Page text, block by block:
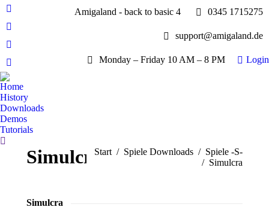
Facebook
page
opens
new
window
YouTube
page
opens
in
new
window
Whatsapp
page
opens
in
new
window
E-
Mail
page
opens
in
new
window
Amigaland - back to basic 4 0345 1715275
support@amigaland.de
Monday – Friday 10 AM – 8 PM Login
Home
History
Downloads
Demos
Tutorials
Search:
SimulcraSie befinden sich hier:
Start Spiele Downloads
Spiele -S-
Simulcra
Simulcra